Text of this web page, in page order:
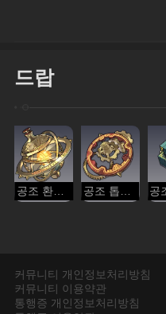
드랍
공조 환류 심장
커뮤니티 개인정보처리방침
커뮤니티 이용약관
통행증 개인정보처리방침